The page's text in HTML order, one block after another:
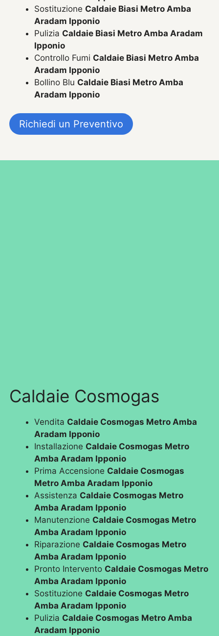
Sostituzione Caldaie Biasi Metro Amba
Aradam Ipponio
Pulizia Caldaie Biasi Metro Amba Aradam
Ipponio
Controllo Fumi Caldaie Biasi Metro Amba
Aradam Ipponio
Bollino Blu Caldaie Biasi Metro Amba
Aradam Ipponio
Richiedi un Preventivo
Caldaie Cosmogas
Vendita Caldaie Cosmogas Metro Amba
Aradam Ipponio
Installazione Caldaie Cosmogas Metro
Amba Aradam Ipponio
Prima Accensione Caldaie Cosmogas
Metro Amba Aradam Ipponio
Assistenza Caldaie Cosmogas Metro
Amba Aradam Ipponio
Manutenzione Caldaie Cosmogas Metro
Amba Aradam Ipponio
Riparazione Caldaie Cosmogas Metro
Amba Aradam Ipponio
Pronto Intervento Caldaie Cosmogas Metro
Amba Aradam Ipponio
Sostituzione Caldaie Cosmogas Metro
Amba Aradam Ipponio
Pulizia Caldaie Cosmogas Metro Amba
Aradam Ipponio